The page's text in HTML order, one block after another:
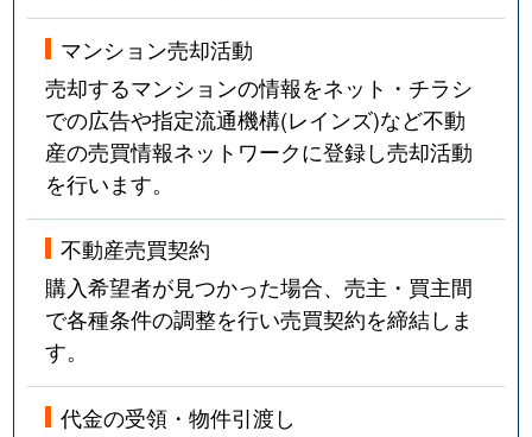
マンション売却活動
売却するマンションの情報をネット・チラシ
での広告や指定流通機構(レインズ)など不動
産の売買情報ネットワークに登録し売却活動
を行います。
不動産売買契約
購入希望者が見つかった場合、売主・買主間
で各種条件の調整を行い売買契約を締結しま
す。
代金の受領・物件引渡し